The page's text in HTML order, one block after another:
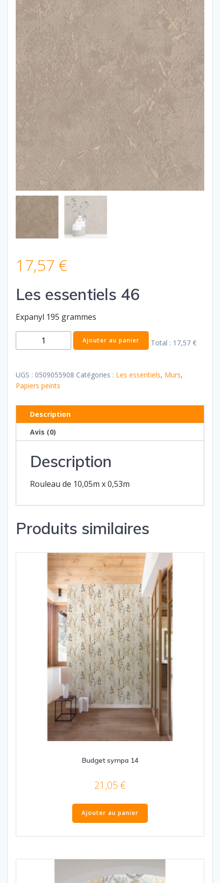
17,57 €
Les essentiels 46
Expanyl 195 grammes
quantité
de
essentiels
46
Ajouter au panier Total : 17,57 €
UGS : 0509055908 Catégories : Les essentiels, Murs,
Papiers peints
Description
Avis (0)
Description
Rouleau de 10,05m x 0,53m
Produits similaires
Budget sympa 14
21,05 €
Ajouter au panier